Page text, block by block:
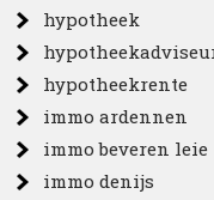
hypotheek
hypotheekrente
immo ardennen
immo beveren leie
immo denijs